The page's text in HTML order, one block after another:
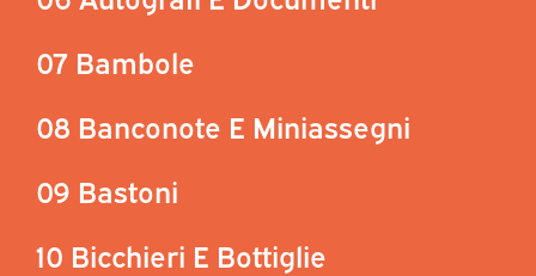
07 Bambole
08 Banconote E Miniassegni
09 Bastoni
10 Bicchieri E Bottiglie